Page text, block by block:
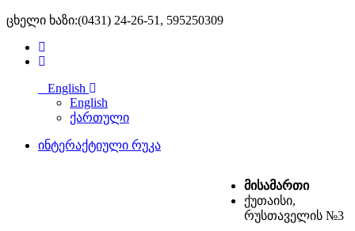
ცხელი ხაზი:(0431) 24-26-51, 595250309
English
English
ქართული
ინტერაქტიული რუკა
მისამართი
ქუთაისი,
რუსთაველის №3